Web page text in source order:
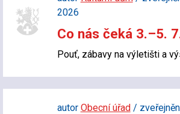
2026
Co nás čeká 3.–5.
Pouť, zábavy na výletišti a
autor Obecní úřad/